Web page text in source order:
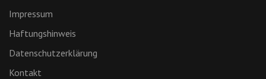
Impressum
Haftungshinweis
Datenschutzerklärung
Kontakt